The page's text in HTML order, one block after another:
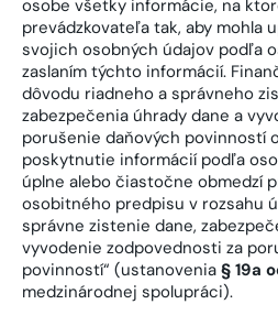
osobe všetky informácie, na
prevádzkovateľa tak, aby mohla
svojich osobných údajov podľa
zaslaním týchto informácií.
dôvodu riadneho a správneho
zabezpečenia úhrady dane a
porušenie daňových povinností
poskytnutie informácií podľa
úplne alebo čiastočne obmedzí
osobitného predpisu v rozsahu
správne zistenie dane,
vyvodenie zodpovednosti za
povinností“ (ustanovenia § 19a
medzinárodnej spolupráci).